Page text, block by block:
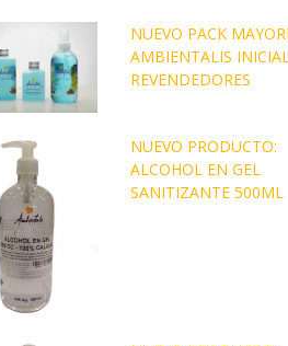
NUEVO PACK
AMBIENTALIS
REVENDEDORES
NUEVO PRODUCTO:
ALCOHOL EN GEL
SANITIZANTE 500ML